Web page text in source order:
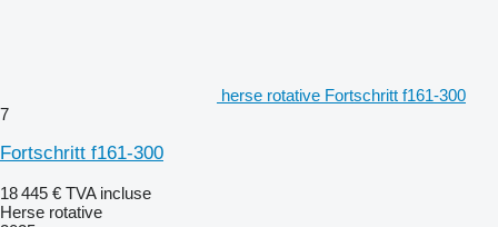
herse rotative Fortschritt f161-300
7
Fortschritt f161-300
18 445 € TVA incluse
Herse rotative